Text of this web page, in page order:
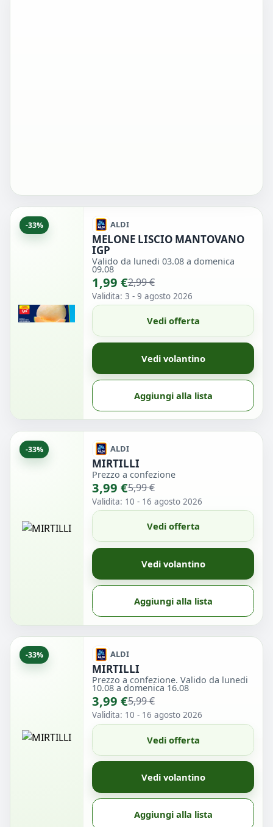
-33% ALDI
MELONE LISCIO MANTOVANO
IGP
Valido da lunedi 03.08 a domenica
09.08
1,99 €2,99 €
Validita: 3 - 9 agosto 2026
Vedi offerta
Vedi volantino
Aggiungi alla lista
-33% ALDI
MIRTILLI
Prezzo a confezione
3,99 €5,99 €
Validita: 10 - 16 agosto 2026
Vedi offerta
Vedi volantino
Aggiungi alla lista
-33% ALDI
MIRTILLI
Prezzo a confezione. Valido da lunedi
10.08 a domenica 16.08
3,99 €5,99 €
Validita: 10 - 16 agosto 2026
Vedi offerta
Vedi volantino
Aggiungi alla lista